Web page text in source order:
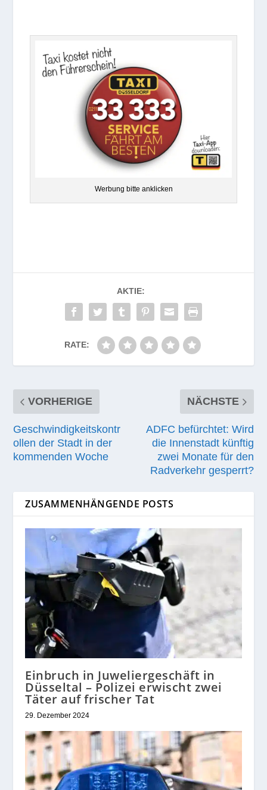
Wer­bung bitte anklicken
AKTIE:
RATE:
VORHERIGE
Geschwindigkeitskontr
ollen der Stadt in der
kommenden Woche
NÄCHSTE
ADFC befürchtet: Wird
die Innenstadt künftig
zwei Monate für den
Radverkehr gesperrt?
ZUSAMMENHÄNGENDE POSTS
Einbruch in Juweliergeschäft in
Düsseltal – Polizei erwischt zwei
Täter auf frischer Tat
29. Dezember 2024